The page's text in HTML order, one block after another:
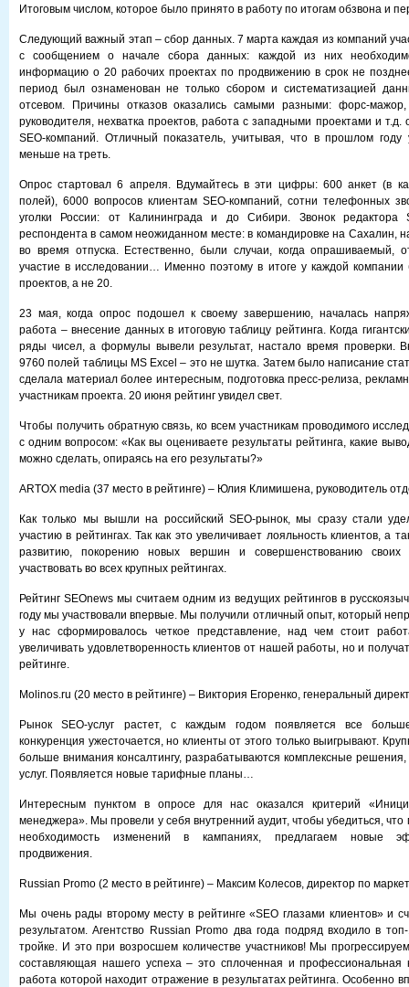
Итоговым числом, которое было принято в работу по итогам обзвона и
Следующий важный этап – сбор данных. 7 марта каждая из компаний
с сообщением о начале сбора данных: каждой из них
информацию о 20 рабочих проектах по продвижению в срок не
период был ознаменован не только сбором и систематизацией
отсевом. Причины отказов оказались самыми разными: форс-
руководителя, нехватка проектов, работа с западными проектами и т.д.
SEO-компаний. Отличный показатель, учитывая, что в прошлом
меньше на треть.
Опрос стартовал 6 апреля. Вдумайтесь в эти цифры: 600 анкет (в
полей), 6000 вопросов клиентам SEO-компаний, сотни телефонных
уголки России: от Калининграда и до Сибири. Звонок редактора
респондента в самом неожиданном месте: в командировке на Сахалин,
во время отпуска. Естественно, были случаи, когда опрашиваемый,
участие в исследовании… Именно поэтому в итоге у каждой
проектов, а не 20.
23 мая, когда опрос подошел к своему завершению, началась
работа – внесение данных в итоговую таблицу рейтинга. Когда
ряды чисел, а формулы вывели результат, настало время проверки.
9760 полей таблицы MS Excel – это не шутка. Затем было написание
сделала материал более интересным, подготовка пресс-релиза,
участникам проекта. 20 июня рейтинг увидел свет.
Чтобы получить обратную связь, ко всем участникам проводимого
с одним вопросом: «Как вы оцениваете результаты рейтинга, какие
можно сделать, опираясь на его результаты?»
ARTOX media (37 место в рейтинге) – Юлия Климишена, руководитель
Как только мы вышли на российский SEO-рынок, мы сразу стали
участию в рейтингах. Так как это увеличивает лояльность клиентов, а
развитию, покорению новых вершин и совершенствованию своих
участвовать во всех крупных рейтингах.
Рейтинг SEOnews мы считаем одним из ведущих рейтингов в
году мы участвовали впервые. Мы получили отличный опыт, который
у нас сформировалось четкое представление, над чем стоит
увеличивать удовлетворенность клиентов от нашей работы, но и
рейтинге.
Molinos.ru (20 место в рейтинге) – Виктория Егоренко, генеральный
Рынок SEO-услуг растет, с каждым годом появляется все
конкуренция ужесточается, но клиенты от этого только выигрывают.
больше внимания консалтингу, разрабатываются комплексные
услуг. Появляется новые тарифные планы…
Интересным пунктом в опросе для нас оказался критерий
менеджера». Мы провели у себя внутренний аудит, чтобы убедиться, что
необходимость изменений в кампаниях, предлагаем новые
продвижения.
Russian Promo (2 место в рейтинге) – Максим Колесов, директор по
Мы очень рады второму месту в рейтинге «SEO глазами клиентов» и
результатом. Агентство Russian Promo два года подряд входило в
тройке. И это при возросшем количестве участников! Мы
составляющая нашего успеха – это сплоченная и профессиональная
работа которой находит отражение в результатах рейтинга. Особенно